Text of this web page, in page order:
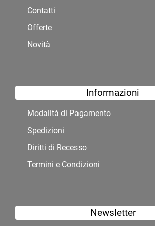
Contatti
Offerte
Novità
Informazioni
Modalità di Pagamento
Spedizioni
Diritti di Recesso
Termini e Condizioni
Newsletter